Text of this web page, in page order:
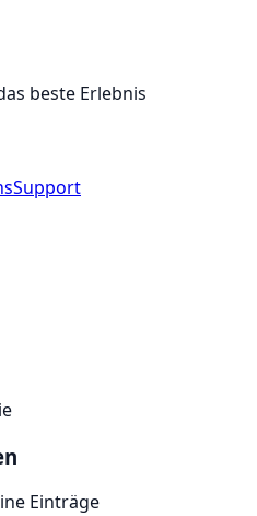
beste Erlebnis
Support
Einträge